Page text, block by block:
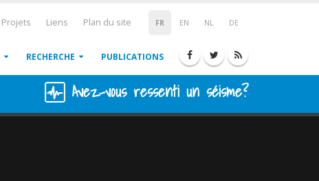
FR EN NL DE
Projets Liens Plan du site
RECHERCHE PUBLICATIONS
Avez-vous ressenti un séisme?